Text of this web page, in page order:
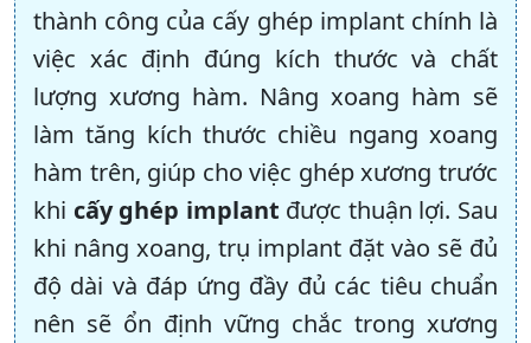
thành công của cấy ghép implant chính là
việc xác định đúng kích thước và chất
lượng xương hàm. Nâng xoang hàm sẽ
làm tăng kích thước chiều ngang xoang
hàm trên, giúp cho việc ghép xương trước
khi cấy ghép implant được thuận lợi. Sau
khi nâng xoang, trụ implant đặt vào sẽ đủ
độ dài và đáp ứng đầy đủ các tiêu chuẩn
nên sẽ ổn định vững chắc trong xương